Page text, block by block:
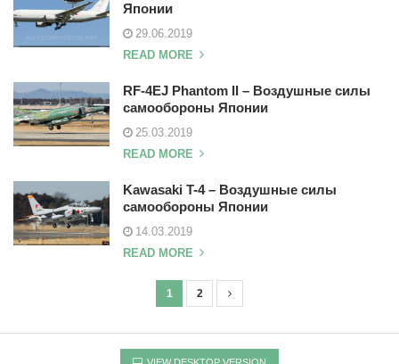
Японии
29.06.2019
READ MORE
RF-4EJ Phantom II – Воздушные силы
самообороны Японии
25.03.2019
READ MORE
Kawasaki T-4 – Воздушные силы
самообороны Японии
14.03.2019
READ MORE
o
1 2